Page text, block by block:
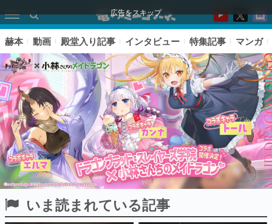
広告をスキップ
ピックアップ
赫本 動画 殿堂入り記事 インタビュー 特集記事 マンガ
いま読まれている記事